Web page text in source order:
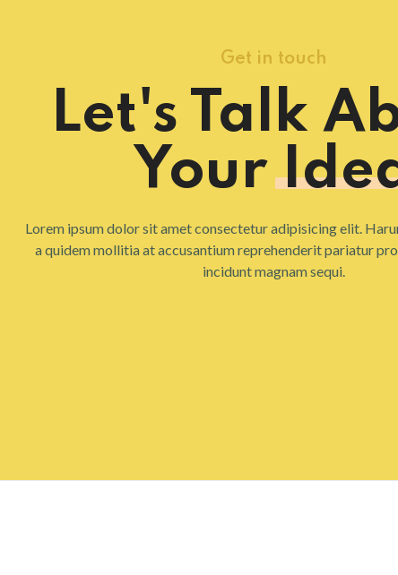
Get in touch
Let's Talk
Your
Lorem ipsum dolor sit amet consectetur adipisicing elit.
a quidem mollitia at accusantium reprehenderit pariatur
incidunt magnam sequi.